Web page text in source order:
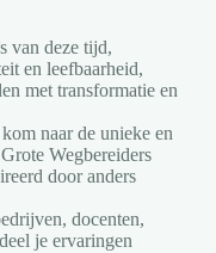
van deze tijd,
en leefbaarheid,
met transformatie en
naar de unieke en
Wegbereiders
door anders
docenten,
je ervaringen